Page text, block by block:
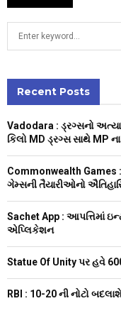
h
o
Recent Posts
Vadodara : ડ્રગ્સનો
કિલો MD ડ્રગ્સ સાથે MP
Commonwealth Games
ગેમ્સની તૈયારીઓનો
Sachet App : આપત્તિમાં
એપ્લિકેશન
Statue Of Unity પર હવે
RBI : ₹10-20 ની નોટો